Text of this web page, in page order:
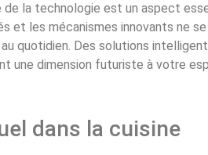
de la technologie est un aspect
et les mécanismes innovants ne
quotidien. Des solutions
une dimension futuriste à votre
dans la cuisine